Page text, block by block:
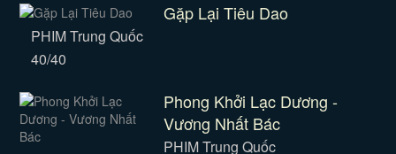
Gặp Lại Tiêu Dao
PHIM Trung Quốc
40/40
Phong Khởi Lạc Dương -
Vương Nhất Bác
PHIM Trung Quốc